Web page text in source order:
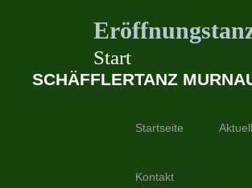
SCHÄFFLERTANZ
zum
Startseite
Kontakt
Start